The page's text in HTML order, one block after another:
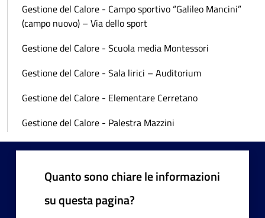
Gestione del Calore - Campo sportivo “Galileo Mancini”
(campo nuovo) – Via dello sport
Gestione del Calore - Scuola media Montessori
Gestione del Calore - Sala lirici – Auditorium
Gestione del Calore - Elementare Cerretano
Gestione del Calore - Palestra Mazzini
Quanto sono chiare le informazioni
su questa pagina?